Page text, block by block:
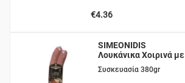
€4.36
SIMEONIDIS
Λουκάνικα Χοιρινά με
Πράσσο
Συσκευασία 380gr